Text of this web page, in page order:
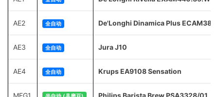
AE2 全自动 De'Longhi Dinamica Plus
AE3 全自动 Jura J10
AE4 全自动 Krups EA9108 Sensation